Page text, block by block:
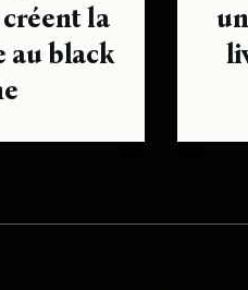
la
au black